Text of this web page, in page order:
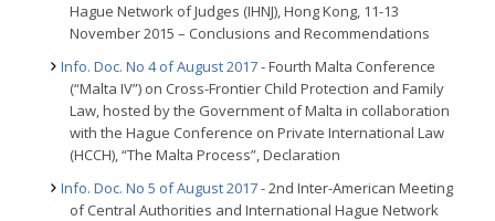
Hague Network of Judges (IHNJ), Hong Kong, 11-13
November 2015 – Conclusions and Recommendations
Info. Doc. No 4 of August 2017- Fourth Malta Conference
(“Malta IV”) on Cross-Frontier Child Protection and Family
Law, hosted by the Government of Malta in collaboration
with the Hague Conference on Private International Law
(HCCH), “The Malta Process”, Declaration
Info. Doc. No 5 of August 2017- 2nd Inter-American Meeting
of Central Authorities and International Hague Network